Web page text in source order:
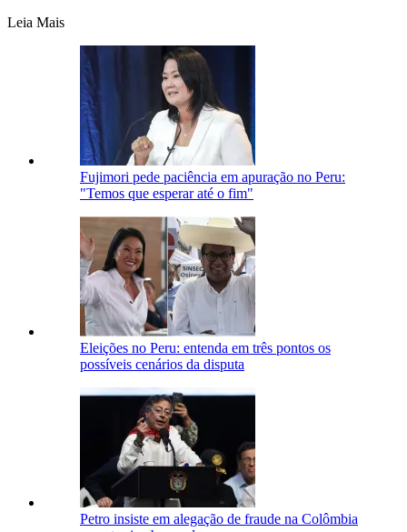
Leia Mais
Fujimori pede paciência em apuração no Peru:
"Temos que esperar até o fim"
Eleições no Peru: entenda em três pontos os
possíveis cenários da disputa
Petro insiste em alegação de fraude na Colômbia